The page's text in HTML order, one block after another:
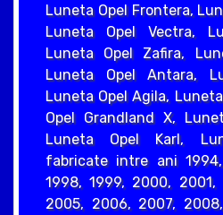
Luneta Opel Frontera,
Luneta Opel Vectra,
Luneta Opel Zafira,
Luneta Opel Antara,
Luneta Opel Agila,
Opel Grandland X,
Luneta Opel Karl,
fabricate intre ani 1994,
1998, 1999, 2000,
2005, 2006, 2007,